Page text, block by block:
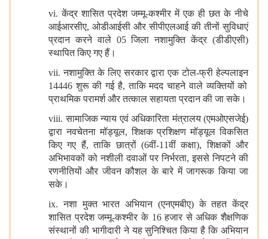
vi. केंद्र शासित प्रदेश जम्मू-कश्मीर में एक ही छत के नीचे
आईआरसीए, ओडीआईसी और सीपीएलआई की तीनों सुविधाएं
प्रदान करने वाले05जिला नशामुक्ति केंद्र (डीडीएसी)
स्थापित किए गए हैं।
vii. नशामुक्ति के लिए सरकार द्वारा एक टोल-फ्री हेल्पलाइन
14446शुरू की गई है,ताकि मदद चाहने वाले व्यक्तियों को
प्राथमिक परामर्श और तत्काल सहायता प्रदान की जा सके।
viii. सामाजिक न्याय एवं अधिकारिता मंत्रालय (एमओएसजेई)
द्वारा नवचेतना मॉड्यूल,शिक्षक प्रशिक्षण मॉड्यूल विकसित
किए गए हैं,ताकि छात्रों (6वीं-11वीं कक्षा),शिक्षकों और
अभिभावकों को नशीली दवाओं पर निर्भरता,इससे निपटने की
रणनीतियों और जीवन कौशल के बारे में जागरूक किया जा
सके।
ix. नशा मुक्त भारत अभियान (एनएमबीए) के तहत केंद्र
शासित प्रदेश जम्मू-कश्मीर के 16 हजार से अधिक शैक्षणिक
संस्थानों की भागीदारी ने यह सुनिश्चित किया है कि अभियान